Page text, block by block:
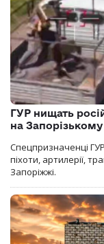
ГУР нищать
на
Спецпризначенці
піхоти, артилерії,
Запоріжжі.